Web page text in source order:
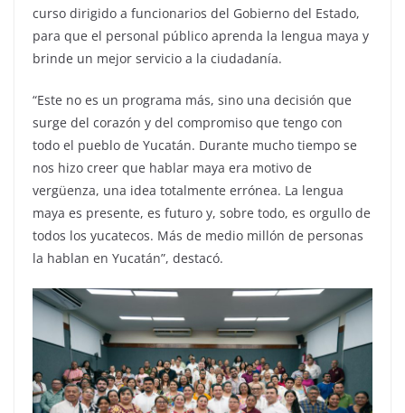
curso dirigido a funcionarios del Gobierno del Estado,
para que el personal público aprenda la lengua maya y
brinde un mejor servicio a la ciudadanía.
“Este no es un programa más, sino una decisión que
surge del corazón y del compromiso que tengo con
todo el pueblo de Yucatán. Durante mucho tiempo se
nos hizo creer que hablar maya era motivo de
vergüenza, una idea totalmente errónea. La lengua
maya es presente, es futuro y, sobre todo, es orgullo de
todos los yucatecos. Más de medio millón de personas
la hablan en Yucatán”, destacó.